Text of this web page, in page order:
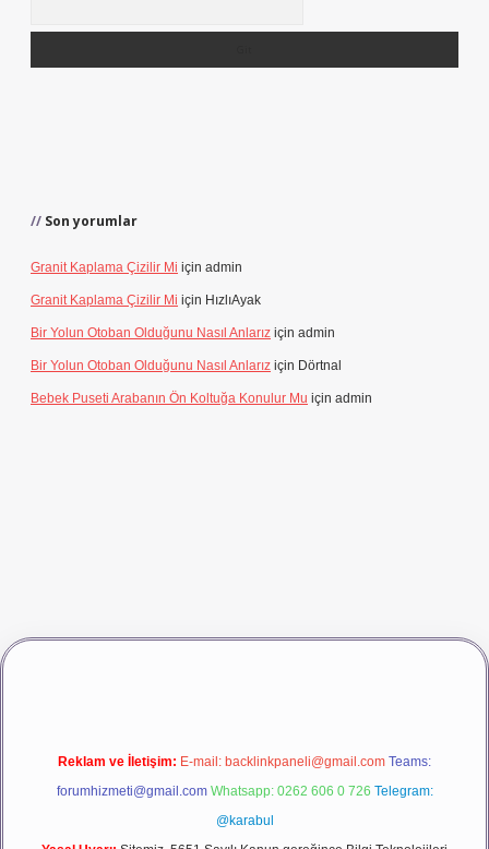
Son yorumlar
Granit Kaplama Çizilir Mi için admin
Granit Kaplama Çizilir Mi için HızlıAyak
Bir Yolun Otoban Olduğunu Nasıl Anlarız için admin
Bir Yolun Otoban Olduğunu Nasıl Anlarız için Dörtnal
Bebek Puseti Arabanın Ön Koltuğa Konulur Mu için admin
girişbetexper
Reklam ve İletişim: E-mail: backlinkpaneli@gmail.com Teams:
forumhizmeti@gmail.com Whatsapp: 0262 606 0 726 Telegram:
@karabul